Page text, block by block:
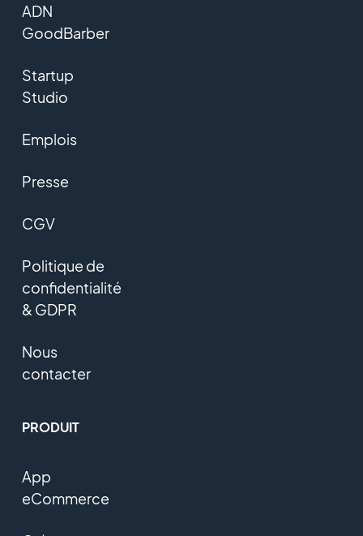
ADN
GoodBarber
Startup
Studio
Emplois
Presse
CGV
Politique de
confidentialité
& GDPR
Nous
contacter
PRODUIT
App
eCommerce